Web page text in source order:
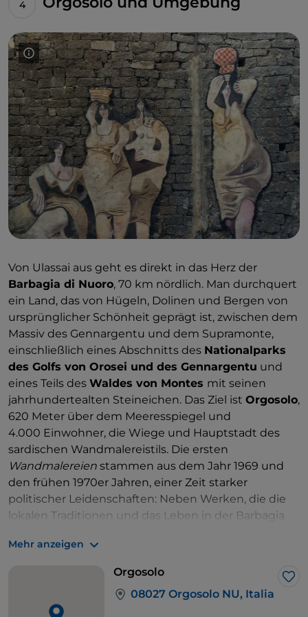
Bahnhof, der neu gestaltet und inStazione dell'Arte
Von Ulassai aus geht es direkt in das Herz der
Barbagia di Nuoro, 70 km nördlich. Man durchquert
ein Land, das von Hügeln, Dolinen und Bergen von
ursprünglicher Schönheit geprägt ist, zwischen dem
Massiv des Gennargentu und dem Supramonte,
einschließlich eines Abschnitts des Nationalparks
des Golfs von Orosei und des Gennargentu und
eines Teils des Waldes von Montes mit seinen
jahrhundertealten Steineichen. Das Ziel ist Orgosolo,
620 Meter über dem Meeresspiegel und
4.000 Einwohner, die Wiege und Hauptstadt des
sardischen Wandmalereistils. Die ersten
Wandmalereien stammen aus dem Jahr 1969 und
den frühen 1970er Jahren, einer Zeit starker
politischer Leidenschaften: Neben Werken, die die
lokalen Traditionen und das Leben in der Barbagia
politisch-sozialen Forderungen verbunden sind. Das
Dorf ist immer noch eine Open-Air-Kunstgalerie mit
150 Gemälden, die von
etablierten Künstlern und
anderen, deren Urheberschaft nicht sicher ist, in
Mehr anzeigen
Orgosolo
08027 Orgosolo NU, Italia